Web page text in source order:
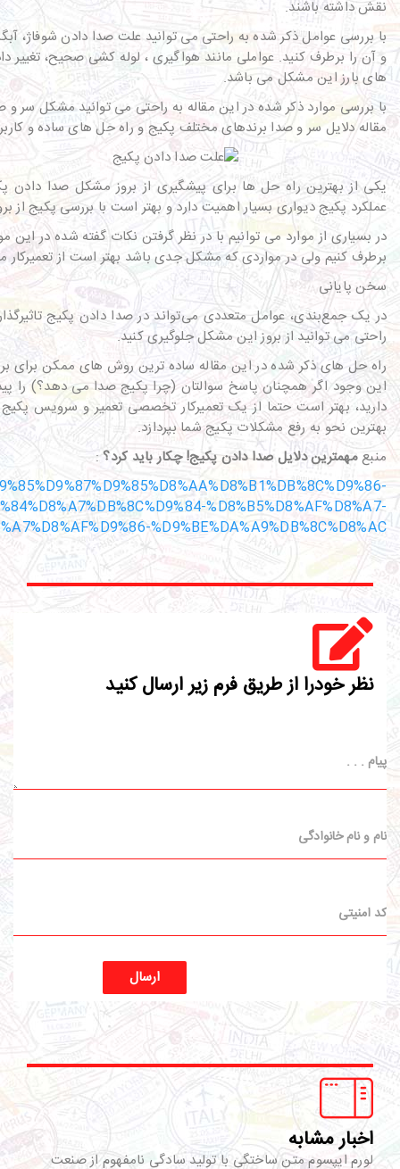
نقش داشته باشند.
با بررسی عوامل ذکر شده به راحتی می توانید علت صدا دادن شوفاژ،
و آن را برطرف کنید. عواملی مانند هواگیری ، لوله کشی صحیح،
های بارز این مشکل می باشد.
با بررسی موارد ذکر شده در این مقاله به راحتی می توانید مشکل سر
مقاله دلایل سر و صدا برندهای مختلف پکیج و راه حل های ساده و
یکی از بهترین راه حل ها برای پیشگیری از بروز مشکل صدا
عملکرد پکیج دیواری بسیار اهمیت دارد و بهتر است با بررسی پکیج از
در بسیاری از موارد می توانیم با در نظر گرفتن نکات گفته شده در
برطرف کنیم ولی در مواردی که مشکل جدی باشد بهتر است از
سخن پایانی
در یک جمع‌بندی، عوامل متعددی می‌تواند در صدا دادن پکیج
راحتی می توانید از بروز این مشکل جلوگیری کنید.
راه حل های ذکر شده در این مقاله ساده ترین روش های ممکن برای
این وجود اگر همچنان پاسخ سوالتان (چرا پکیج صدا می دهد؟) را
دارید، بهتر است حتما از یک تعمیرکار تخصصی تعمیر و سرویس
بهترین نحو به رفع مشکلات پکیج شما بپردازد.
منبعمهمترین دلایل صدا دادن پکیج! چکار باید کرد؟:
%D8%B5%D8%AF%D8%A7-
%D9%BE%DA%A9%DB%8C%D8%AC
نظر خودرا از طریق فرم زیر ارسال کنید
ارسال
اخبار مشابه
لورم ایپسوم متن ساختگی با تولید سادگی نامفهوم از صنعت